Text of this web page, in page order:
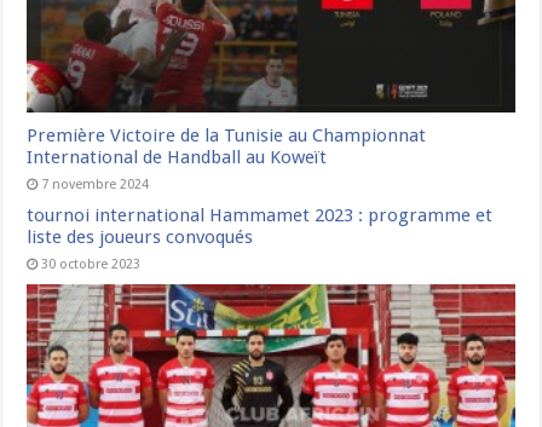
Première Victoire de la Tunisie au Championnat
International de Handball au Koweït
7 novembre 2024
tournoi international Hammamet 2023 : programme et
liste des joueurs convoqués
30 octobre 2023